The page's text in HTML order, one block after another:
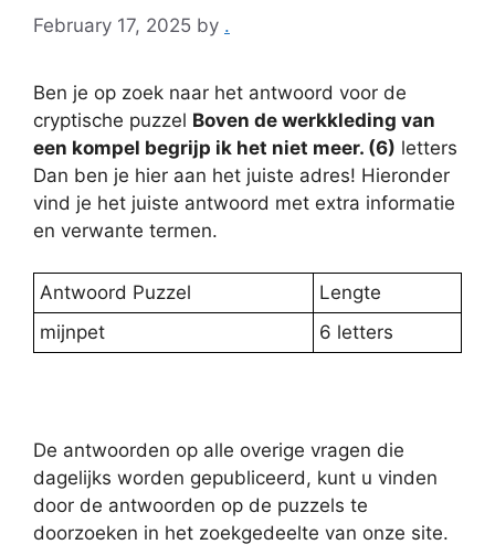
February 17, 2025 by .
Ben je op zoek naar het antwoord voor de
cryptische puzzel Boven de werkkleding van
een kompel begrijp ik het niet meer. (6) letters
Dan ben je hier aan het juiste adres! Hieronder
vind je het juiste antwoord met extra informatie
en verwante termen.
Antwoord Puzzel
Lengte
mijnpet
6 letters
De antwoorden op alle overige vragen die
dagelijks worden gepubliceerd, kunt u vinden
door de antwoorden op de puzzels te
doorzoeken in het zoekgedeelte van onze site.